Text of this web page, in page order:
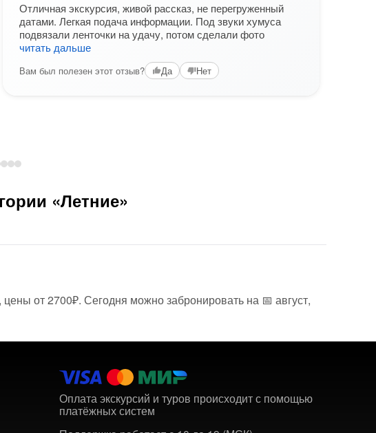
Отличная экскурсия, живой рассказ, не перегруженный
датами. Легкая подача информации. Под звуки хумуса
подвязали ленточки на удачу, потом сделали фото
читать дальше
Вам был полезен этот отзыв? Да Нет
«Летние»
от 2700₽. Сегодня можно забронировать на 📅 август,
Оплата экскурсий и туров происходит с помощью
платёжных систем